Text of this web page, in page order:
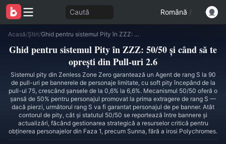
Caută Română /
Acasă/Știri/ Ghid pentru sistemul Pity în ZZZ: 50/50 și când să te oprești din Pull-uri 2.6
Ghid pentru sistemul Pity în ZZZ: 50/50 și când să te
oprești din Pull-uri 2.6
Sistemul pity din Zenless Zone Zero garantează un Agent de rang S la 90
de pull-uri pe bannerele de personaje limitate, cu soft pity începând de la
pull-ul 75, crescând șansele de la 0,6% la 6,6%. Mecanismul 50/50 oferă o
șansă de 50% pentru personajul promovat la prima extragere de rang S —
dacă pierzi, următorul rang S va fi garantat personajul de pe banner. Atât
contorul de pity, cât și statutul 50/50 se reportează între bannere și
actualizări, făcând gestionarea strategică a resurselor critică pentru
obținerea personajelor din Faza 1, precum Sunna, fără a irosi Polychromes.